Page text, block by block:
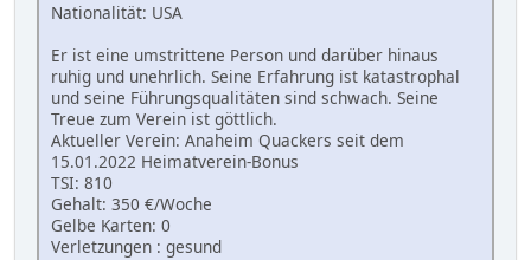
Nationalität: USA
Er ist eine umstrittene Person und darüber hinaus
ruhig und unehrlich. Seine Erfahrung ist katastrophal
und seine Führungsqualitäten sind schwach. Seine
Treue zum Verein ist göttlich.
Aktueller Verein: Anaheim Quackers seit dem
15.01.2022 Heimatverein-Bonus
TSI: 810
Gehalt: 350 €/Woche
Gelbe Karten: 0
Verletzungen : gesund